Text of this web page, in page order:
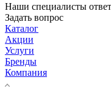
Наши специалисты
Задать вопрос
Каталог
Акции
Услуги
Бренды
Компания